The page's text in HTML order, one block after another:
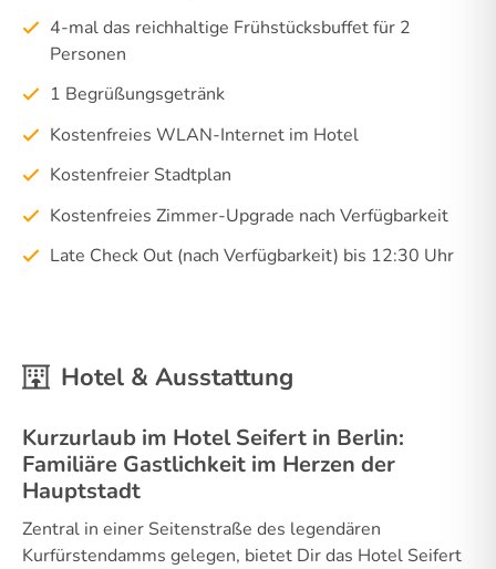
4-mal das reichhaltige Frühstücksbuffet für 2
Personen
1 Begrüßungsgetränk
Kostenfreies WLAN-Internet im Hotel
Kostenfreier Stadtplan
Kostenfreies Zimmer-Upgrade nach Verfügbarkeit
Late Check Out (nach Verfügbarkeit) bis 12:30 Uhr
Hotel & Ausstattung
Kurzurlaub im Hotel Seifert in Berlin:
Familiäre Gastlichkeit im Herzen der
Hauptstadt
Zentral in einer Seitenstraße des legendären
Kurfürstendamms gelegen, bietet Dir das Hotel Seifert